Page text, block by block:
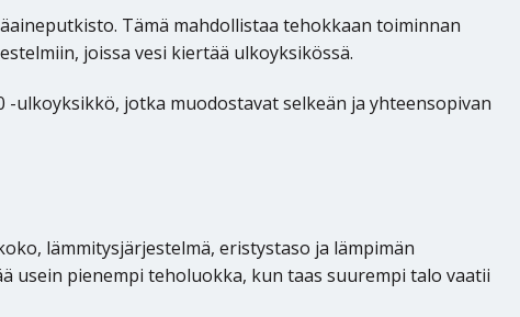
Tämä mahdollistaa tehokkaan toiminnan
joissa vesi kiertää ulkoyksikössä.
-ulkoyksikkö, jotka muodostavat selkeän ja yhteensopivan
lämmitysjärjestelmä, eristystaso ja lämpimän
usein pienempi teholuokka, kun taas suurempi talo vaatii